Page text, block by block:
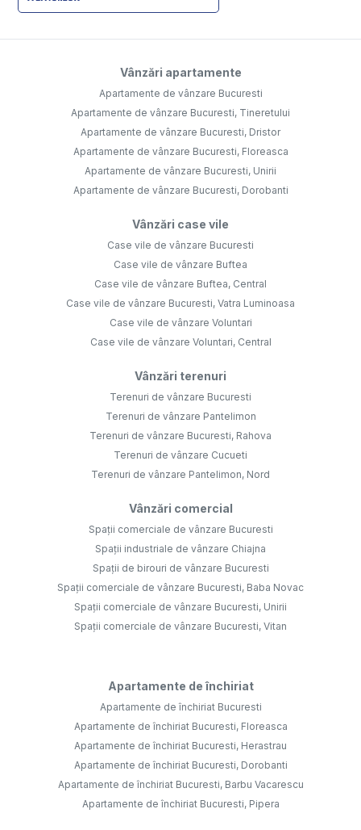
Vânzări apartamente
Apartamente de vânzare Bucuresti
Apartamente de vânzare Bucuresti, Tineretului
Apartamente de vânzare Bucuresti, Dristor
Apartamente de vânzare Bucuresti, Floreasca
Apartamente de vânzare Bucuresti, Unirii
Apartamente de vânzare Bucuresti, Dorobanti
Vânzări case vile
Case vile de vânzare Bucuresti
Case vile de vânzare Buftea
Case vile de vânzare Buftea, Central
Case vile de vânzare Bucuresti, Vatra Luminoasa
Case vile de vânzare Voluntari
Case vile de vânzare Voluntari, Central
Vânzări terenuri
Terenuri de vânzare Bucuresti
Terenuri de vânzare Pantelimon
Terenuri de vânzare Bucuresti, Rahova
Terenuri de vânzare Cucueti
Terenuri de vânzare Pantelimon, Nord
Vânzări comercial
Spații comerciale de vânzare Bucuresti
Spații industriale de vânzare Chiajna
Spații de birouri de vânzare Bucuresti
Spații comerciale de vânzare Bucuresti, Baba Novac
Spații comerciale de vânzare Bucuresti, Unirii
Spații comerciale de vânzare Bucuresti, Vitan
Apartamente de închiriat
Apartamente de închiriat Bucuresti
Apartamente de închiriat Bucuresti, Floreasca
Apartamente de închiriat Bucuresti, Herastrau
Apartamente de închiriat Bucuresti, Dorobanti
Apartamente de închiriat Bucuresti, Barbu Vacarescu
Apartamente de închiriat Bucuresti, Pipera